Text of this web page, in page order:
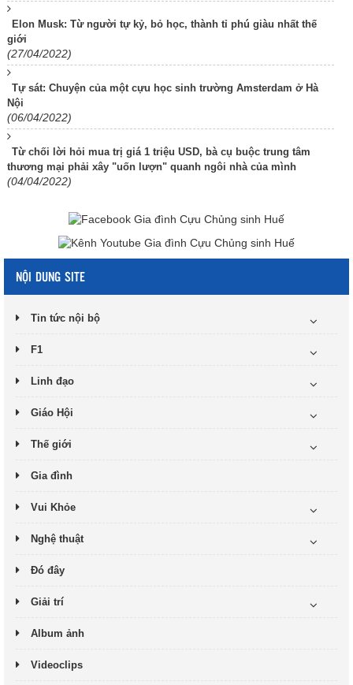
Elon Musk: Từ người tự kỷ, bỏ học, thành tỉ phú giàu nhất thế
giới
(27/04/2022)
Tự sát: Chuyện của một cựu học sinh trường Amsterdam ở Hà
Nội
(06/04/2022)
Từ chối lời hỏi mua trị giá 1 triệu USD, bà cụ buộc trung tâm
thương mại phải xây "uốn lượn" quanh ngôi nhà của mình
(04/04/2022)
NỘI DUNG SITE
Tin tức nội bộ
F1
Linh đạo
Giáo Hội
Thế giới
Gia đình
Vui Khỏe
Nghệ thuật
Đó đây
Giải trí
Album ảnh
Videoclips